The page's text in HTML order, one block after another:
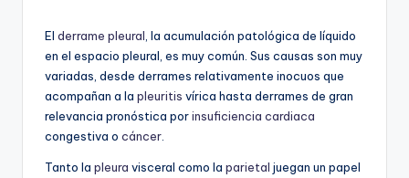
El derrame pleural , la acumulación patológica de líquido
en el espacio pleural, es muy común. Sus causas son muy
variadas, desde derrames relativamente inocuos que
acompañan a la pleuritis vírica hasta derrames de gran
relevancia pronóstica porinsuficiencia cardiaca
congestiva o cáncer
Tanto la pleura visceral como la parietal juegan un papel